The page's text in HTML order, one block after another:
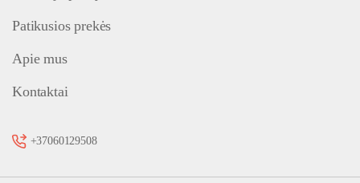
Patikusios prekės
Apie mus
Kontaktai
+37060129508